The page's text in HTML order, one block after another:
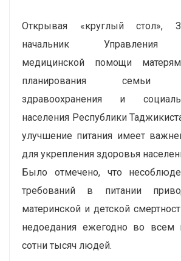
Открывая «круглый стол»,
начальник Управления
медицинской помощи
планирования семьи
здравоохранения и
населения Республики
улучшение питания имеет
для укрепления здоровья
Было отмечено, что
требований в питании
материнской и детской
недоедания ежегодно во всем
сотни тысяч людей.